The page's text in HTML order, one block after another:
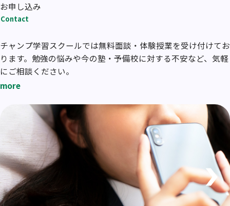
お申し込み
Contact
チャンプ学習スクールでは無料面談・体験授業を受け付けてお
ります。勉強の悩みや今の塾・予備校に対する不安など、気軽
にご相談ください。
more